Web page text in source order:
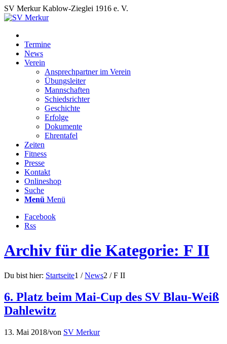
SV Merkur Kablow-Zieglei 1916 e. V.
Termine
News
Verein
Ansprechpartner im Verein
Übungsleiter
Mannschaften
Schiedsrichter
Geschichte
Erfolge
Dokumente
Ehrentafel
Zeiten
Fitness
Presse
Kontakt
Onlineshop
Suche
Menü Menü
Facebook
Rss
Archiv für die Kategorie: F II
Du bist hier: Startseite1 / News2 / F II
6. Platz beim Mai-Cup des SV Blau-Weiß
Dahlewitz
13. Mai 2018/von SV Merkur